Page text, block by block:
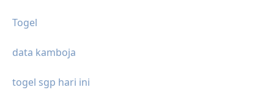
Togel
data kamboja
togel sgp hari ini